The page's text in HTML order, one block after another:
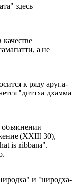
здесь
а не
к ряду арупа-
"диттха-дхамма-
(XXIII 30),
is nibbana".
и "ниродха-